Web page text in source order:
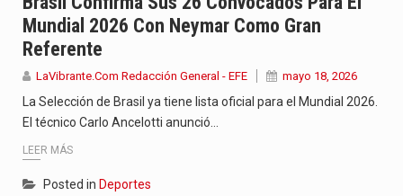
Mundial 2026 Con Neymar Como Gran
Referente
LaVibrante.Com Redacción General - EFE mayo 18, 2026
La Selección de Brasil ya tiene lista oficial para el Mundial 2026.
El técnico Carlo Ancelotti anunció…
LEER MÁS
Posted in Deportes